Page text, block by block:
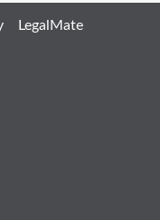
LegalMate